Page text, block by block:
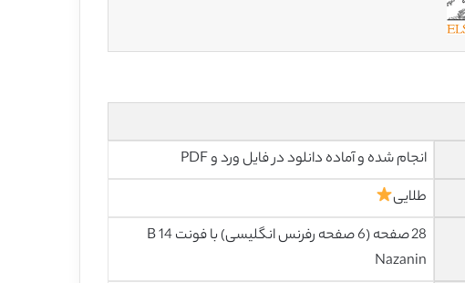
انجام شده و آماده دانلود در فایل ورد و PDF
طلایی
28 صفحه (6 صفحه رفرنس انگلیسی) با فونت 14 B
Nazanin